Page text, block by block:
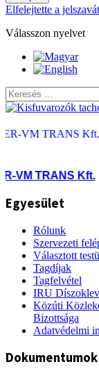
Elfelejtette a
Válasszon nyelvet
TRANS Kft.
Egyesület
Rólunk
Szervezeti
Választott
Tagdíjak
Tagfelvétel
IRU
Közúti
Bizottsága
Adatvédelmi
Dokumentumok